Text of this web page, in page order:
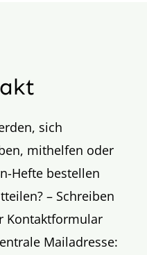
sich
mithelfen oder
Hefte bestellen
– Schreiben
Kontaktformular
Mailadresse: